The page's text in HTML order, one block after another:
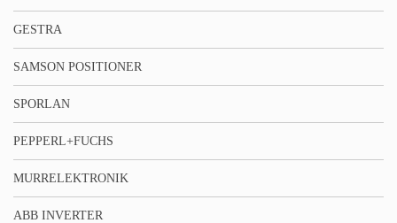
GESTRA
SAMSON POSITIONER
SPORLAN
PEPPERL+FUCHS
MURRELEKTRONIK
ABB INVERTER